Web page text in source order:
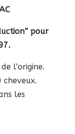
:
€
€
pour
l’origine.
cheveux.
les